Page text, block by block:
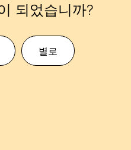
되었습니까?
별로